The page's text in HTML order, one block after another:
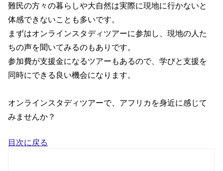
難民の方々の暮らしや大自然は実際に現地に行かないと
体感できないことも多いです。
まずはオンラインスタディツアーに参加し、現地の人た
ちの声を聞いてみるのもありです。
参加費が支援金になるツアーもあるので、学びと支援を
同時にできる良い機会になります。
オンラインスタディツアーで、アフリカを身近に感じて
みませんか？
目次に戻る